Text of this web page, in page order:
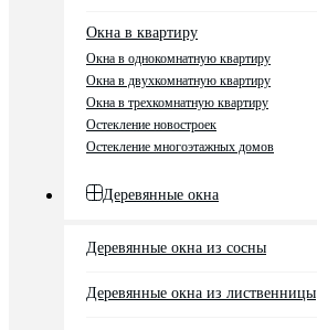
Окна в квартиру
Окна в однокомнатную квартиру
Окна в двухкомнатную квартиру
Окна в трехкомнатную квартиру
Остекление новостроек
Остекление многоэтажных домов
Деревянные окна
Деревянные окна из сосны
Деревянные окна из лиственницы